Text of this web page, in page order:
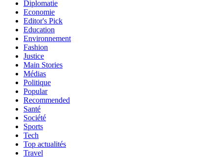
Diplomatie
Economie
Editor's Pick
Education
Environnement
Fashion
Justice
Main Stories
Médias
Politique
Popular
Recommended
Santé
Société
Sports
Tech
Top actualités
Travel